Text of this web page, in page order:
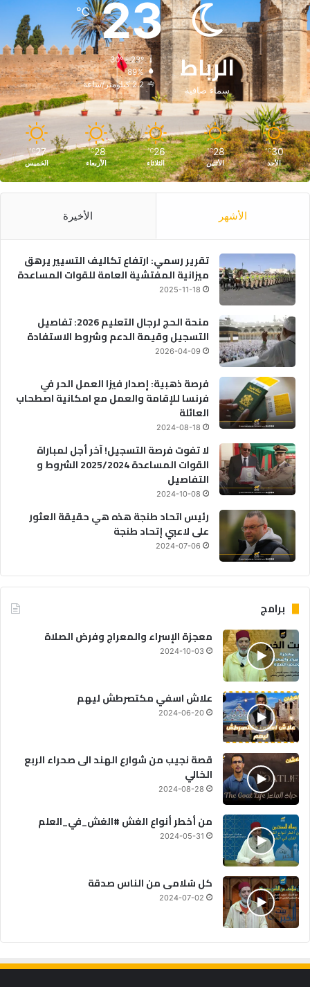
الرباط
سماء صافية
23
℃
30º - 23º
89%
2.2 كيلومتر/ساعة
30
℃
الأحد
28
℃
الأثنين
26
℃
الثلاثاء
28
℃
الأربعاء
27
℃
الخميس
الأشهر الأخيرة
تقرير رسمي: ارتفاع تكاليف التسيير يرهق
ميزانية المفتشية العامة للقوات المساعدة
2025-11-18
منحة الحج لرجال التعليم 2026: تفاصيل
التسجيل وقيمة الدعم وشروط الاستفادة
2026-04-09
فرصة ذهبية: إصدار فيزا العمل الحر في
فرنسا للإقامة والعمل مع امكانية اصطحاب
العائلة
2024-08-18
لا تفوت فرصة التسجيل! آخر أجل لمباراة
القوات المساعدة 2025/2024 الشروط و
التفاصيل
2024-10-08
رئيس اتحاد طنجة هذه هي حقيقة العثور
على لاعبي إتحاد طنجة
2024-07-06
برامج
معجزة الإسراء والمعراج وفرض الصلاة
2024-10-03
علاش اسفي مكتصرطش ليهم
2024-06-20
قصة نجيب من شوارع الهند الى صحراء الربع
الخالي
2024-08-28
من أخطر أنواع الغش #الغش_في_العلم
2024-05-31
كل سُلامى من الناس صدقة
2024-07-02